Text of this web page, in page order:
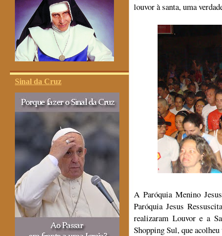
Sinal da Cruz
louvor à santa, uma
A Paróquia Menino
Paróquia Jesus
realizaram Louvor e a
Shopping Sul, que